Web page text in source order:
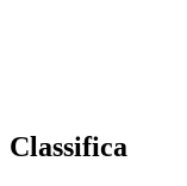
Classifica